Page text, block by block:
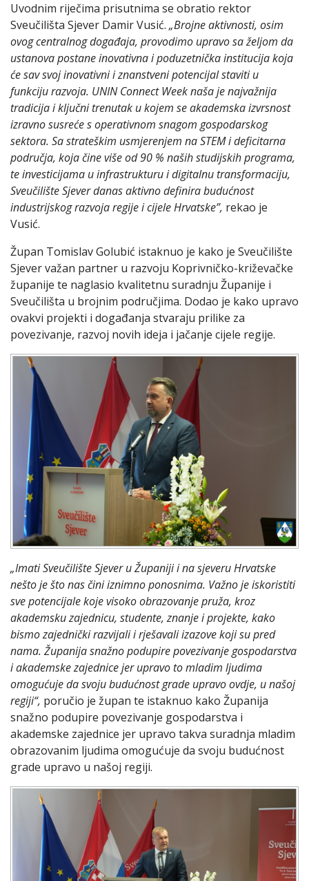
Uvodnim riječima prisutnima se obratio rektor
Sveučilišta Sjever Damir Vusić.„Brojne aktivnosti, osim
ovog centralnog događaja, provodimo upravo sa željom da
ustanova postane inovativna i poduzetnička institucija koja
će sav svoj inovativni i znanstveni potencijal staviti u
funkciju razvoja. UNIN Connect Week naša je najvažnija
tradicija i ključni trenutak u kojem se akademska izvrsnost
izravno susreće s operativnom snagom gospodarskog
sektora. Sa strateškim usmjerenjem na STEM i deficitarna
područja, koja čine više od 90 % naših studijskih programa,
te investicijama u infrastrukturu i digitalnu transformaciju,
Sveučilište Sjever danas aktivno definira budućnost
industrijskog razvoja regije i cijele Hrvatske”, rekao je
Vusić.
Župan Tomislav Golubić istaknuo je kako je Sveučilište
Sjever važan partner u razvoju Koprivničko-križevačke
županije te naglasio kvalitetnu suradnju Županije i
Sveučilišta u brojnim područjima. Dodao je kako upravo
ovakvi projekti i događanja stvaraju prilike za
povezivanje, razvoj novih ideja i jačanje cijele regije.
„Imati Sveučilište Sjever u Županiji i na sjeveru Hrvatske
nešto je što nas čini iznimno ponosnima. Važno je iskoristiti
sve potencijale koje visoko obrazovanje pruža, kroz
akademsku zajednicu, studente, znanje i projekte, kako
bismo zajednički razvijali i rješavali izazove koji su pred
nama. Županija snažno podupire povezivanje gospodarstva
i akademske zajednice jer upravo to mladim ljudima
omogućuje da svoju budućnost grade upravo ovdje, u našoj
regiji“, poručio je župan te istaknuo kako Županija
snažno podupire povezivanje gospodarstva i
akademske zajednice jer upravo takva suradnja mladim
obrazovanim ljudima omogućuje da svoju budućnost
grade upravo u našoj regiji.